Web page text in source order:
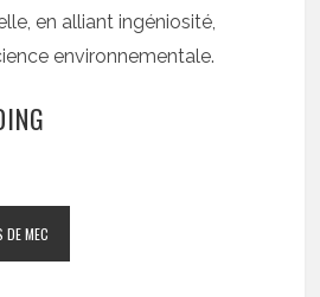
en alliant ingéniosité,
environnementale.
DE MEC